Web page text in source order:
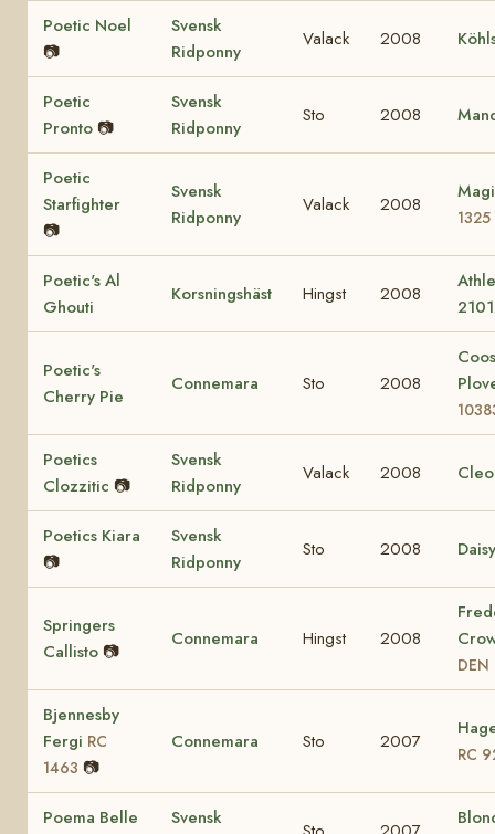
Poetic Noel
📷
Svensk
Ridponny
Valack 2008
Poetic
Pronto 📷
Svensk
Ridponny
Sto 2008
Poetic
Starfighter
📷
Svensk
Ridponny
Valack 2008
1325
Poetic's Al
Ghouti
Korsningshäst Hingst 2008
Poetic's
Cherry Pie
Connemara Sto 2008
Poetics
Clozzitic 📷
Svensk
Ridponny
Valack 2008
Poetics Kiara
📷
Svensk
Ridponny
Sto 2008 Daisy
Springers
Callisto 📷
Connemara Hingst 2008
Bjennesby
Fergi RC
1463 📷
Connemara Sto 2007
RC
Poema Belle
Svensk